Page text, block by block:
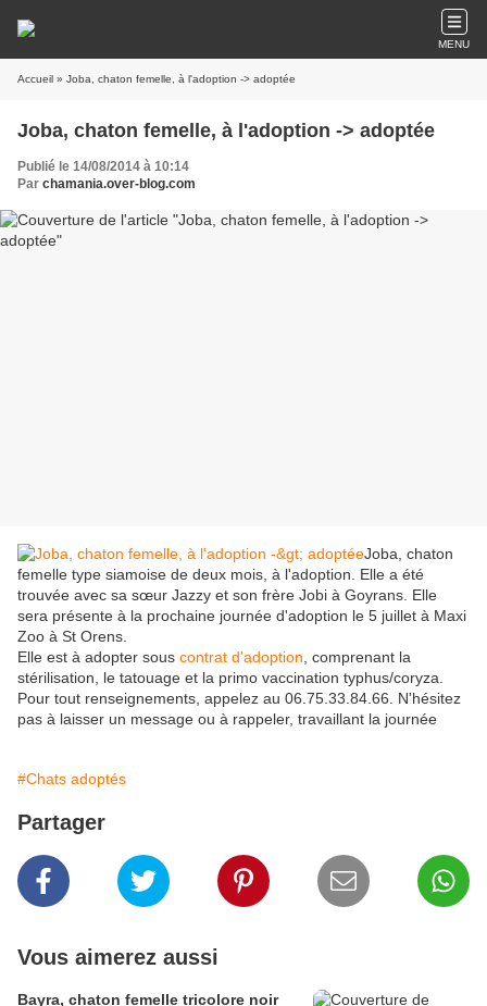
MENU
Accueil » Joba, chaton femelle, à l'adoption -> adoptée
Joba, chaton femelle, à l'adoption -> adoptée
Publié le 14/08/2014 à 10:14
Par chamania.over-blog.com
Joba, chaton
femelle type siamoise de deux mois, à l'adoption. Elle a été
trouvée avec sa sœur Jazzy et son frère Jobi à Goyrans. Elle
sera présente à la prochaine journée d'adoption le 5 juillet à Maxi
Zoo à St Orens.
Elle est à adopter sous contrat d'adoption , comprenant la
stérilisation, le tatouage et la primo vaccination typhus/coryza.
Pour tout renseignements, appelez au 06.75.33.84.66. N'hésitez
pas à laisser un message ou à rappeler, travaillant la journée
#Chats adoptés
Partager
Vous aimerez aussi
Bayra, chaton femelle tricolore noir